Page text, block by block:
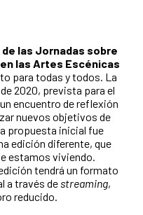
de las Jornadas sobre
las Artes Escénicas
para todas y todos. La
2020, prevista para el
encuentro de reflexión
nuevos objetivos de
propuesta inicial fue
edición diferente, que
estamos viviendo.
tendrá un formato
a través destreaming,
reducido.